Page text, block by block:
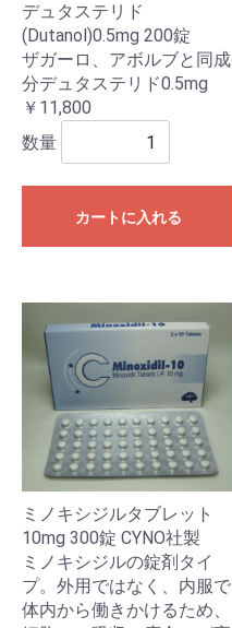
デュタステリド
(Dutanol)0.5mg 200錠
ザガーロ、アボルブと同成
分デュタステリド0.5mg
￥11,800
数量
カートに入れる
ミノキシジルタブレット
10mg 300錠 CYNO社製
ミノキシジルの錠剤タイ
プ。外用ではなく、内服で
体内から働きかけるため、